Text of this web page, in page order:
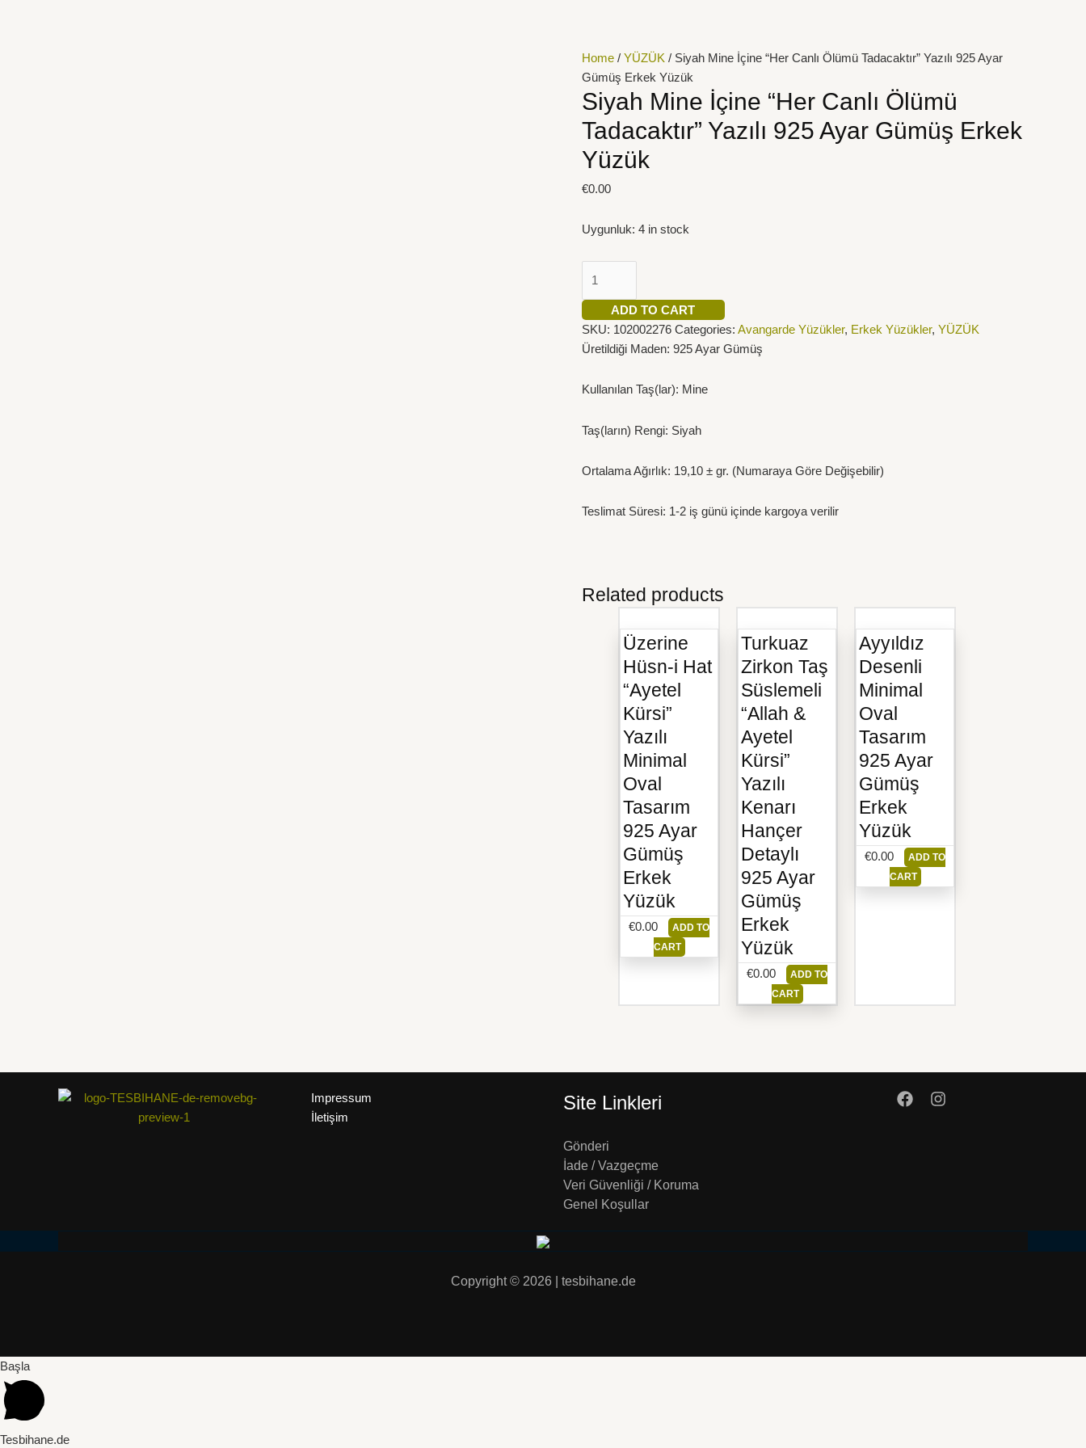
Home / YÜZÜK / Siyah Mine İçine “Her Canlı Ölümü Tadacaktır” Yazılı 925 Ayar
Gümüş Erkek Yüzük
Siyah Mine İçine “Her Canlı Ölümü
Tadacaktır” Yazılı 925 Ayar Gümüş Erkek
Yüzük
€0.00
Uygunluk: 4 in stock
"Her
Canlı
Ölümü
Tadacaktır"
925
Ayar
Erkek
quantity
ADD TO CART
SKU: 102002276 Categories: Avangarde Yüzükler, Erkek Yüzükler, YÜZÜK
Üretildiği Maden: 925 Ayar Gümüş
Kullanılan Taş(lar): Mine
Taş(ların) Rengi: Siyah
Ortalama Ağırlık: 19,10 ± gr. (Numaraya Göre Değişebilir)
Teslimat Süresi: 1-2 iş günü içinde kargoya verilir
Related products
Üzerine
Hüsn-i Hat
“Ayetel
Kürsi”
Yazılı
Minimal
Oval
Tasarım
925 Ayar
Gümüş
Erkek
Yüzük
€0.00
ADD TO
CART
Turkuaz
Zirkon Taş
Süslemeli
“Allah &
Ayetel
Kürsi”
Yazılı
Kenarı
Hançer
Detaylı
925 Ayar
Gümüş
Erkek
Yüzük
€0.00
ADD TO
CART
Ayyıldız
Desenli
Minimal
Oval
Tasarım
925 Ayar
Gümüş
Erkek
Yüzük
€0.00
ADD TO
CART
Impressum
İletişim
Site Linkleri
Gönderi
İade / Vazgeçme
Veri Güvenliği / Koruma
Genel Koşullar
Copyright © 2026 | tesbihane.de
Başla
Tesbihane.de